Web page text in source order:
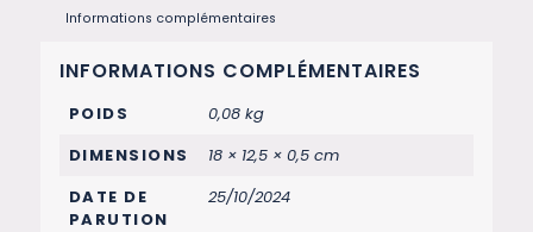
Informations complémentaires
INFORMATIONS COMPLÉMENTAIRES
POIDS
0,08 kg
DIMENSIONS
18 × 12,5 × 0,5 cm
DATE DE
PARUTION
25/10/2024